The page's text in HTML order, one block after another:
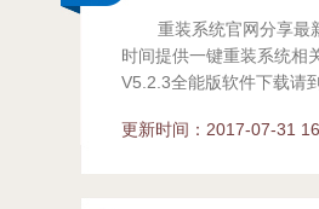
系统
重装系统官网分享最
时间提供一键重装系统相
V5.2.3全能版软件下载请
更新时间：2017-07-31